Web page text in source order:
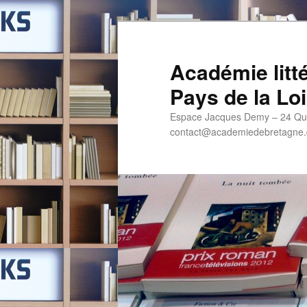
Aller
contenu
principal
Académie
Pays de la
Espace Jacques Demy – 24